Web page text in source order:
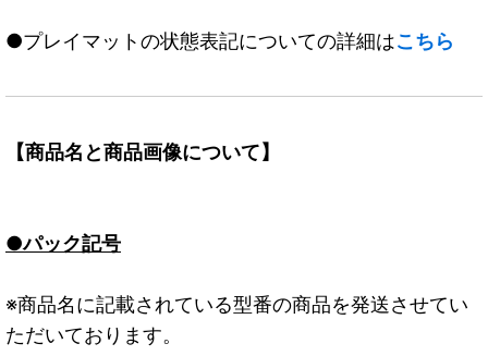
●プレイマットの状態表記についての詳細はこちら
【商品名と商品画像について】
●パック記号
※商品名に記載されている型番の商品を発送させてい
ただいております。